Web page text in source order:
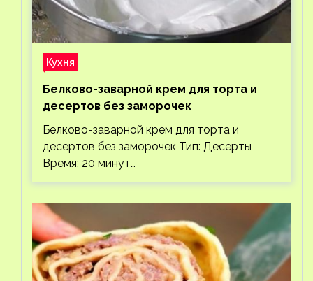
Кухня
Белково-заварной крем для торта и
десертов без заморочек
Белково-заварной крем для торта и
десертов без заморочек Тип: Десерты
Время: 20 минут…